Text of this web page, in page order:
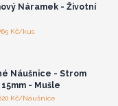
Náramek - Životní
Kč/kusse nebo se
Náušnice - Strom
- Mušle
Kč/Náušnice
se nebo se